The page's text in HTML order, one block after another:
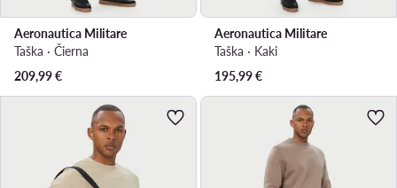
Aeronautica Militare
Taška · Čierna
209,99€
Aeronautica Militare
Taška · Kaki
195,99€